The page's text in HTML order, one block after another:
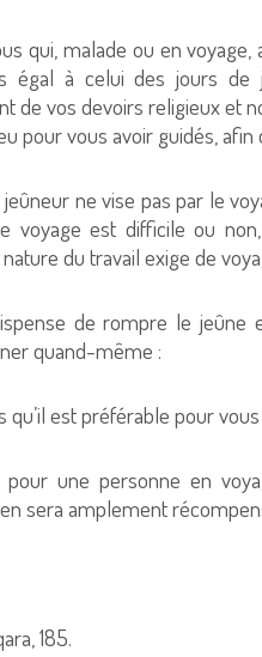
qui, malade ou en
égal à celui des jours de
de vos devoirs religieux et
pour vous avoir guidés,
ne vise pas par le
voyage est difficile ou
du travail exige de
de rompre le jeûne
quand-même :
qu’il est préférable pour
une personne en
sera amplement
185.